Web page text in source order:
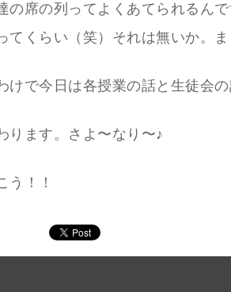
の席の列ってよくあてられるん
てくらい（笑）それは無いか。ま
けで今日は各授業の話と生徒会
ります。さよ〜なり〜♪
う！！